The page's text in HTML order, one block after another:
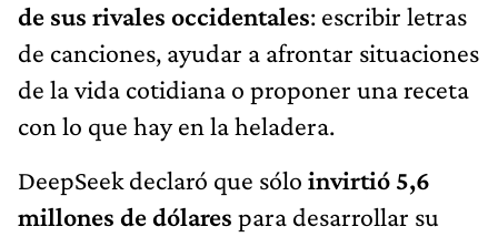
de sus rivales occidentales: escribir letras
de canciones, ayudar a afrontar situaciones
de la vida cotidiana o proponer una receta
con lo que hay en la heladera.
DeepSeek declaró que sólo invirtió 5,6
millones de dólares para desarrollar su